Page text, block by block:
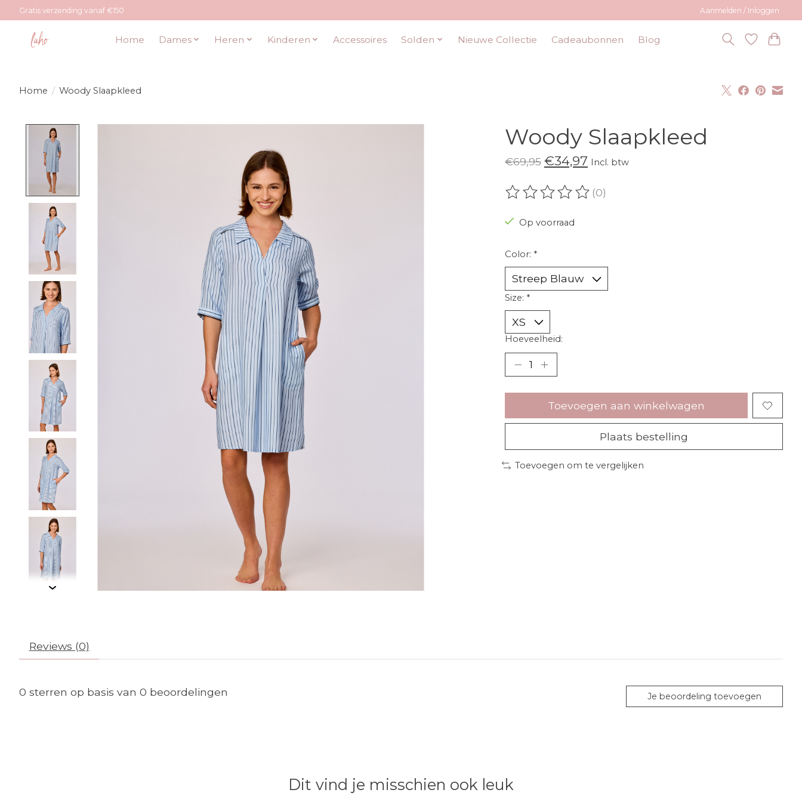
Gratis verzending vanaf €150 Aanmelden / Inloggen
Home Dames Heren Kinderen Accessoires Solden Nieuwe Collectie Cadeaubonnen Blog
Home / Woody Slaapkleed
Woody Slaapkleed
€69,95 €34,97 Incl. btw
De beoordeling van dit product is
(0)
Op voorraad
Color: *
Size: *
Hoeveelheid:
Toevoegen aan winkelwagen
Plaats bestelling
Toevoegen om te vergelijken
Reviews (0)
0 sterren op basis van 0 beoordelingen Je beoordeling toevoegen
Dit vind je misschien ook leuk